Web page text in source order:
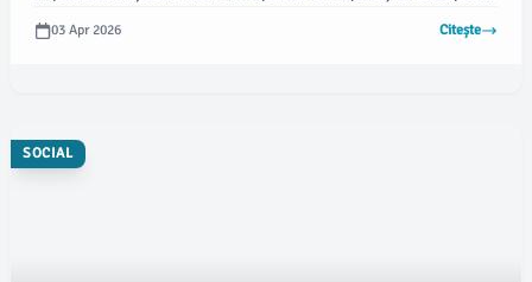
de marfă. Instituția avertizează asupra unei interdicții temporare
de circulație pentru vehiculele grele.
03 Apr 2026 Citește
SOCIAL